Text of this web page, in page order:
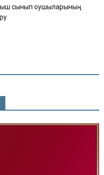
сынып оқушыларының